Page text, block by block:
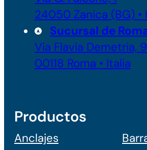
24050 Zanica (BG) •
Sucursal de
Via Flavia Demetria,
00118 Roma • Italia
Productos
Anclajes